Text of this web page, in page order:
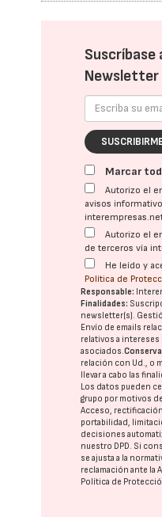
Suscríbase
Newsletter
Marcar
Autorizo el
avisos
Autorizo el
de terceros vía
He leído y
Política de
Responsable:
Finalidades:
newsletter(s).
Envío de emails
relativos a intereses
asociados.
relación con Ud., o
llevar a cabo las
Los datos pueden
grupo por motivos
Acceso,
portabilidad,
decisiones
nuestro DPD. Si
se ajusta a la
reclamación ante la
Política de